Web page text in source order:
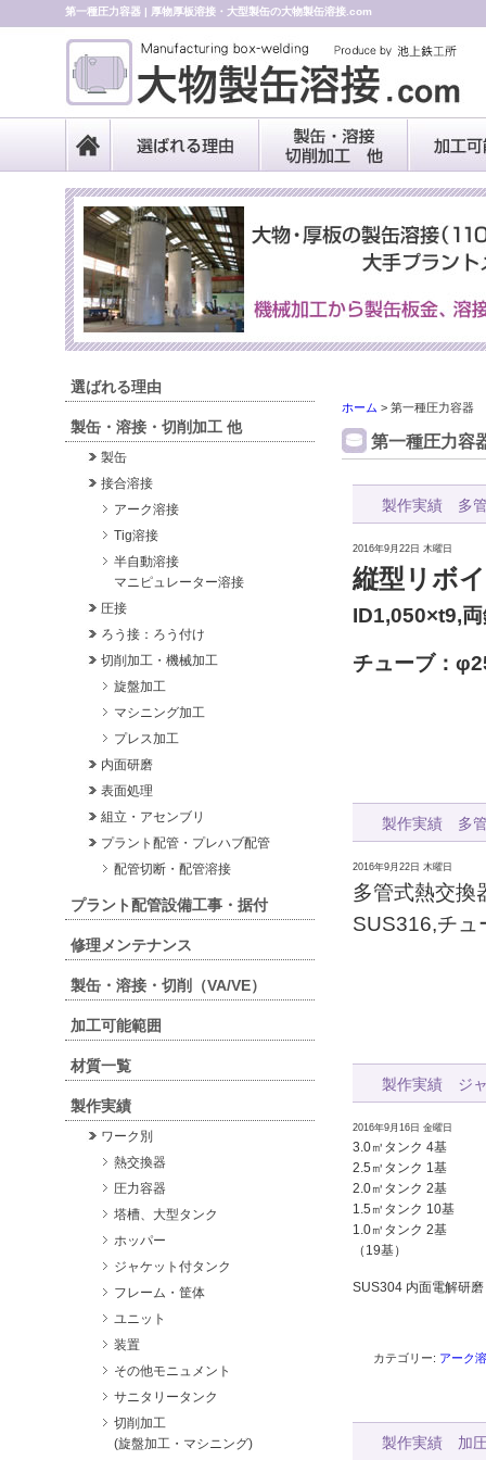
第一種圧力容器 | 厚物厚板溶接・大型製缶の大物製缶溶接.com
ホーム > 第一種圧力容器
第一種圧力容
製作実績 多管
2016年9月22日 木曜日
縦型リボ
ID1,050×t9,
チューブ：
製作実績 多管
2016年9月22日 木曜日
多管式熱交換
SUS316,チュ
製作実績 ジャ
2016年9月16日 金曜日
3.0㎥タンク 4基
2.5㎥タンク 1基
2.0㎥タンク 2基
1.5㎥タンク 10基
1.0㎥タンク 2基
（19基）
SUS304 内面電解研磨
カテゴリー: アーク
製作実績 加圧
選ばれる理由
製缶・溶接・切削加工 他
製缶
接合溶接
アーク溶接
Tig溶接
半自動溶接
マニピュレーター溶接
圧接
ろう接：ろう付け
切削加工・機械加工
旋盤加工
マシニング加工
プレス加工
内面研磨
表面処理
組立・アセンブリ
プラント配管・プレハブ配管
配管切断・配管溶接
プラント配管設備工事・据付
修理メンテナンス
製缶・溶接・切削（VA/VE）
加工可能範囲
材質一覧
製作実績
ワーク別
熱交換器
圧力容器
塔槽、大型タンク
ホッパー
ジャケット付タンク
フレーム・筐体
ユニット
装置
その他モニュメント
サニタリータンク
切削加工
(旋盤加工・マシニング)